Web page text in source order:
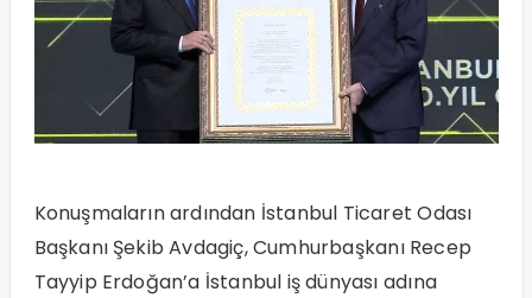
Konuşmaların ardından İstanbul Ticaret Odası
Başkanı Şekib Avdagiç, Cumhurbaşkanı Recep
Tayyip Erdoğan’a İstanbul iş dünyası adına